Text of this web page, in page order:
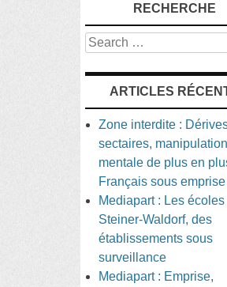
CONTENTRECHERCHE
Search
ARTICLES
Zone interdite :
sectaires, manipulation
mentale de plus en
Français sous emprise
Mediapart : Les écoles
Steiner-Waldorf, des
établissements sous
surveillance
Mediapart : Emprise,